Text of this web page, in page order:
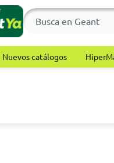
Nuevos catálogos